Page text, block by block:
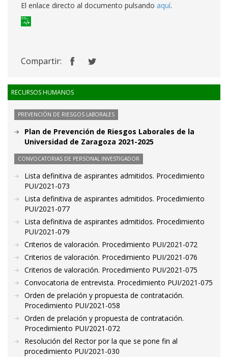
El enlace directo al documento pulsando aquí.
Compartir:
RECURSOS HUMANOS
PREVENCIÓN DE RIESGOS LABORALES
Plan de Prevención de Riesgos Laborales de la
Universidad de Zaragoza 2021-2025
CONVOCATORIAS DE PERSONAL INVESTIGADOR
Lista definitiva de aspirantes admitidos. Procedimiento
PUI/2021-073
Lista definitiva de aspirantes admitidos. Procedimiento
PUI/2021-077
Lista definitiva de aspirantes admitidos. Procedimiento
PUI/2021-079
Criterios de valoración. Procedimiento PUI/2021-072
Criterios de valoración. Procedimiento PUI/2021-076
Criterios de valoración. Procedimiento PUI/2021-075
Convocatoria de entrevista. Procedimiento PUI/2021-075
Orden de prelación y propuesta de contratación.
Procedimiento PUI/2021-058
Orden de prelación y propuesta de contratación.
Procedimiento PUI/2021-072
Resolución del Rector por la que se pone fin al
procedimiento PUI/2021-030